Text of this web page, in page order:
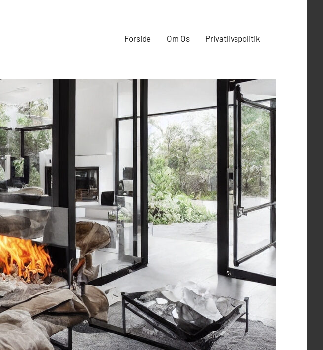
Forside Om Os Privatlivspolitik